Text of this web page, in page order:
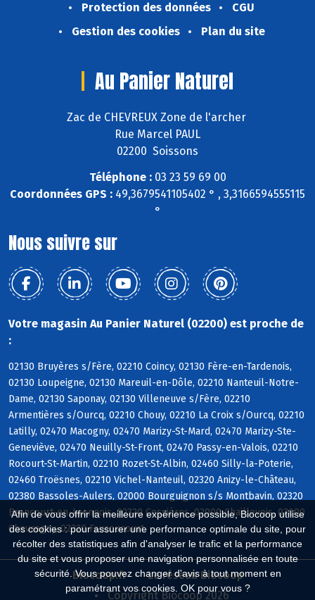
Afin de vous offrir la meilleure expérience possible, Biocoop utilise
des cookies : pour assurer une performance optimale du site, pour
récolter des statistiques afin d'analyser le trafic et la performance
du site et vous proposer une navigation personnalisée en toute
sécurité. Vous pouvez changer d'avis à tout moment en
paramétrant vos cookies. OK pour vous ?
Protection des données
CGU
Gestion des cookies
Plan du site
Au Panier Naturel
Zac de CHEVREUX Zone de l'archer
Rue Marcel PAUL
02200 Soissons
Téléphone :03 23 59 69 00
Coordonnées GPS : 49,3679541105402 ° , 3,3166594555115
°
Nous suivre sur
Votre magasin Au Panier Naturel (02200) est proche de
:
02130 Bruyères s/Fère, 02210 Coincy, 02130 Fère-en-Tardenois,
02130 Loupeigne, 02130 Mareuil-en-Dôle, 02210 Nanteuil-Notre-
Dame, 02130 Saponay, 02130 Villeneuve s/Fère, 02210
Armentières s/Ourcq, 02210 Chouy, 02210 La Croix s/Ourcq, 02210
Latilly, 02470 Macogny, 02470 Marizy-St-Mard, 02470 Marizy-Ste-
Geneviève, 02470 Neuilly-St-Front, 02470 Passy-en-Valois, 02210
Rocourt-St-Martin, 02210 Rozet-St-Albin, 02460 Silly-la-Poterie,
02460 Troësnes, 02210 Vichel-Nanteuil, 02320 Anizy-le-Château,
02380 Bassoles-Aulers, 02000 Bourguignon s/s Montbavin, 02320
Brancourt-en-Laonnois, 02320 Cessières, 02000 Chaillevois, 02000
Chevregny, 02320 Faucoucourt
Biocoop.fr
Le réseau Biocoop
Copyright Biocoop 2026